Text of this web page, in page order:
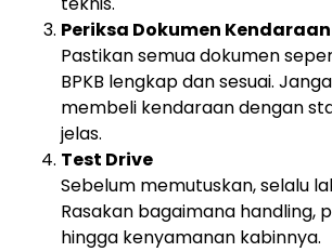
Periksa Dokumen Kendaraan
Pastikan semua dokumen
BPKB lengkap dan sesuai.
membeli kendaraan dengan
jelas.
Test Drive
Sebelum memutuskan, selalu
Rasakan bagaimana handling,
hingga kenyamanan kabinnya.